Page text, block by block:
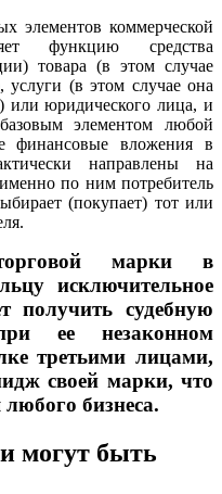
элементов коммерческой
функцию средства
товара (в этом случае
услуги (в этом случае она
или юридического лица, и
элементом любой
финансовые вложения в
направлены на
по ним потребитель
(покупает) тот или
марки в
исключительное
получить судебную
ее незаконном
третьими лицами,
своей марки, что
любого бизнеса.
могут быть